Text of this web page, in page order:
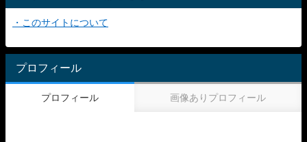
・このサイトについて
プロフィール
プロフィール 画像ありプロフィール